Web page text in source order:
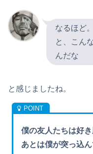
なるほど
と、こん
んだな
と感じましたね。
僕の友人たちは好
あとは僕が突っ込